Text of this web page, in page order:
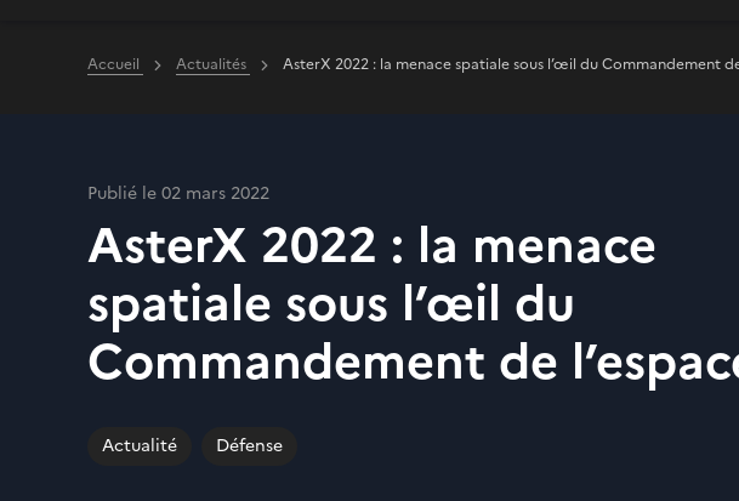
Accueil Actualités AsterX 2022 : la menace spatiale sous l’œil du Commandement
Publié le 02 mars 2022
AsterX 2022 : la menace
spatiale sous l’œil du
Commandement de
Actualité Défense